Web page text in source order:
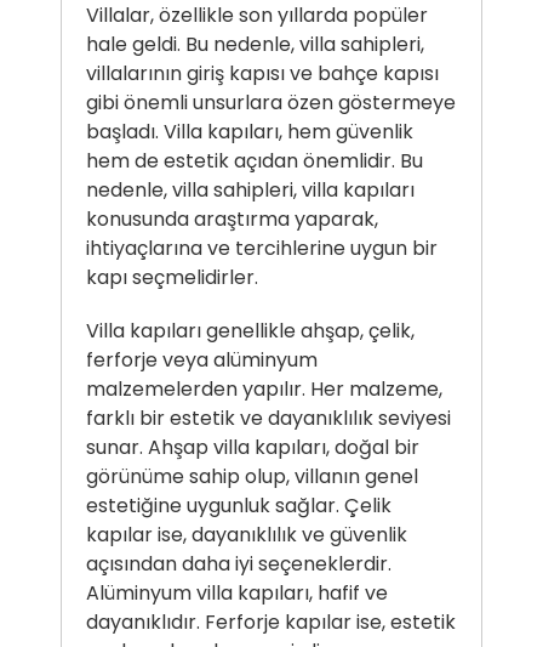
Villalar, özellikle son yıllarda popüler
hale geldi. Bu nedenle, villa sahipleri,
villalarının giriş kapısı ve bahçe kapısı
gibi önemli unsurlara özen göstermeye
başladı. Villa kapıları, hem güvenlik
hem de estetik açıdan önemlidir. Bu
nedenle, villa sahipleri, villa kapıları
konusunda araştırma yaparak,
ihtiyaçlarına ve tercihlerine uygun bir
kapı seçmelidirler.
Villa kapıları genellikle ahşap, çelik,
ferforje veya alüminyum
malzemelerden yapılır. Her malzeme,
farklı bir estetik ve dayanıklılık seviyesi
sunar. Ahşap villa kapıları, doğal bir
görünüme sahip olup, villanın genel
estetiğine uygunluk sağlar. Çelik
kapılar ise, dayanıklılık ve güvenlik
açısından daha iyi seçeneklerdir.
Alüminyum villa kapıları, hafif ve
dayanıklıdır. Ferforje kapılar ise, estetik